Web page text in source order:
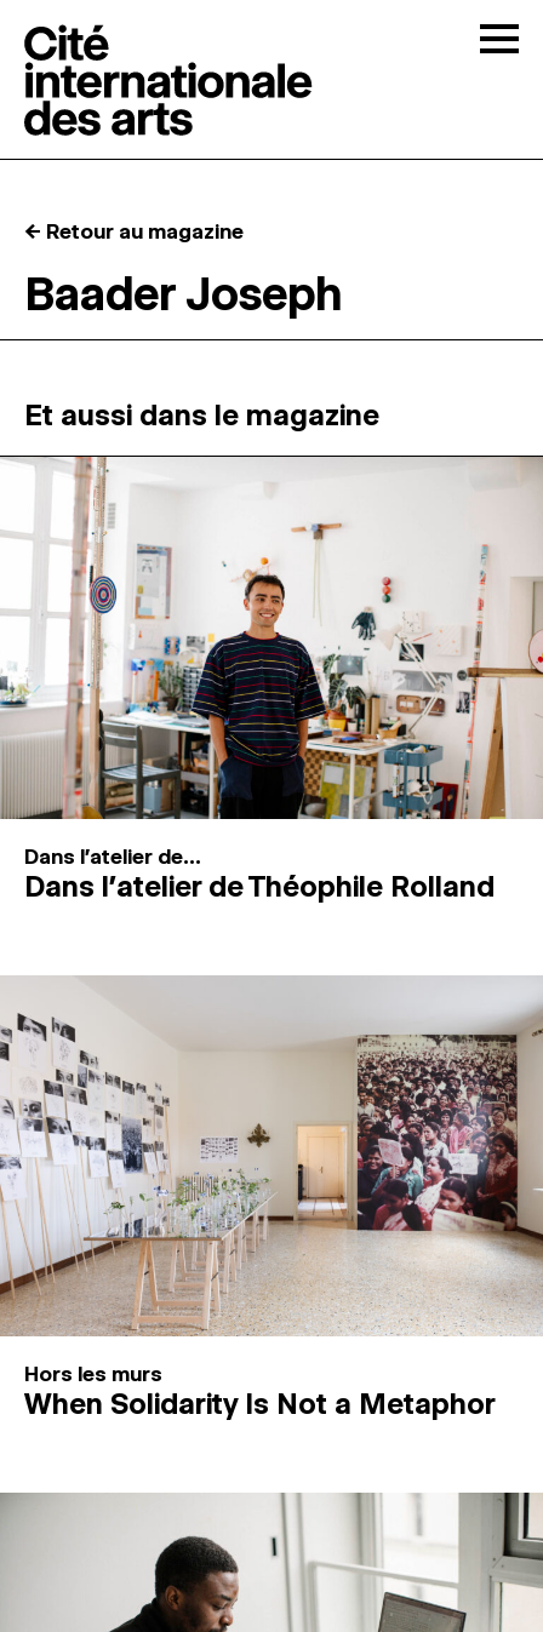
RÉSIDENCES ↓
ATELIERS OUVERTS
PROGRAMMATION
MAGAZINE
ESPACES DE PRATIQUE ARTISTIQUE ↓
Recherche
Connexion
← Retour au magazine
Baader Joseph
Et aussi dans le magazine
Dans l'atelier de...
Dans l’atelier de Théophile Rolland
Hors les murs
When Solidarity Is Not a Metaphor